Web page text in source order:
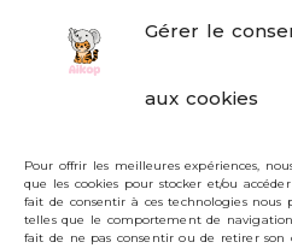
Gérer le
aux cookies
Pour offrir les meilleures expériences,
que les cookies pour stocker et/ou
fait de consentir à ces technologies nous
telles que le comportement de
fait de ne pas consentir ou de retirer
Livraisons et retours
Mon compte